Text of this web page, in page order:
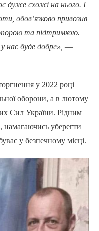
дуже схожі на нього. І
обов’язково привозив
та підтримкою.
нас буде добре», —
у 2022 році
оборони, а в лютому
Сил України. Рідним
уберегти
у безпечному місці.